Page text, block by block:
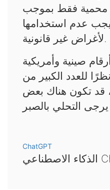
محمية فقط بموجب
عدم استخدامها
لأغراض غير قانونية.
صينية وأمريكية
للعدد الكبير من
قد تكون هناك بعض
ChatGPT